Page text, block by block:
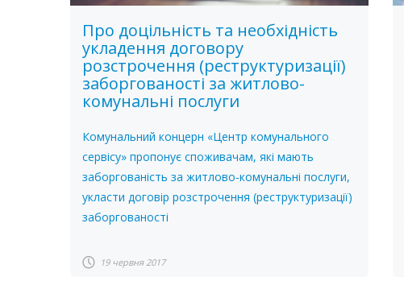
Про доцільність та необхідність
укладення договору
розстрочення (реструктуризації)
заборгованості за житлово-
комунальні послуги
Комунальний концерн «Центр комунального
сервісу» пропонує споживачам, які мають
заборгованість за житлово-комунальні послуги,
укласти договір розстрочення (реструктуризації)
заборгованості
19 червня 2017